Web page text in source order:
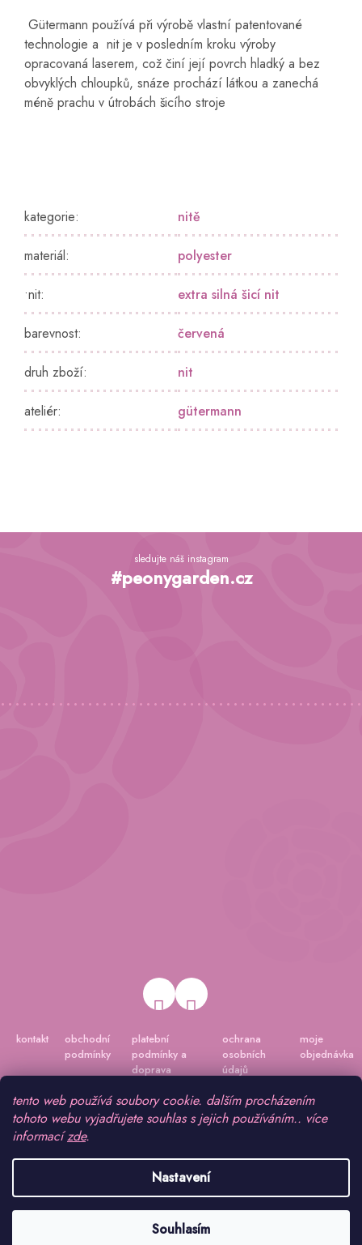
tento web používá soubory cookie. dalším procházením
tohoto webu vyjadřujete souhlas s jejich používáním.. více
informacízde.
Nastavení
Souhlasím
Gütermann používá při výrobě vlastní patentované
technologie a nit je v posledním kroku výroby
opracovaná laserem, což činí její povrch hladký a bez
obvyklých chloupků, snáze prochází látkou a zanechá
méně prachu v útrobách šicího stroje
kategorie: nitě
materiál: polyester
•nit: extra silná šicí nit
barevnost: červená
druh zboží: nit
ateliér: gütermann
Z
sledujte náš instagram
#peonygarden.cz
kontakt
obchodní
podmínky
platební
podmínky a
doprava
ochrana
osobních
údajů
moje
objednávka
Připravil Shoptetnamiru.cz